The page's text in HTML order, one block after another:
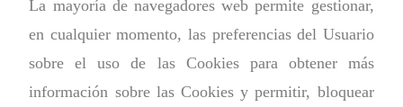
La mayoría de navegadores web permite gestionar,
en cualquier momento, las preferencias del Usuario
sobre el uso de las Cookies para obtener más
información sobre las Cookies y permitir, bloquear